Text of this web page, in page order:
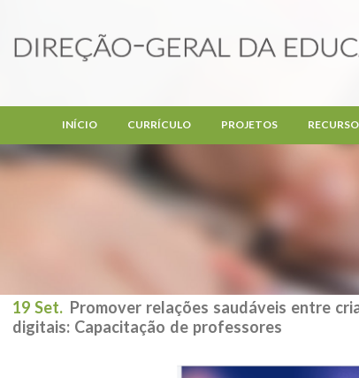
INÍCIO CURRÍCULO PROJETOS
19 Set. Promover relações saudáveis entre
digitais: Capacitação de professores